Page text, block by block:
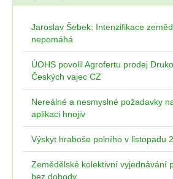
Jaroslav Šebek: Intenzifikace
nepomáhá
ÚOHS povolil Agrofertu prodej
Českých vajec CZ
Nereálné a nesmyslné požadavky
aplikaci hnojiv
Výskyt hraboše polního v listopadu
Zemědělské kolektivní vyjednávání
bez dohody